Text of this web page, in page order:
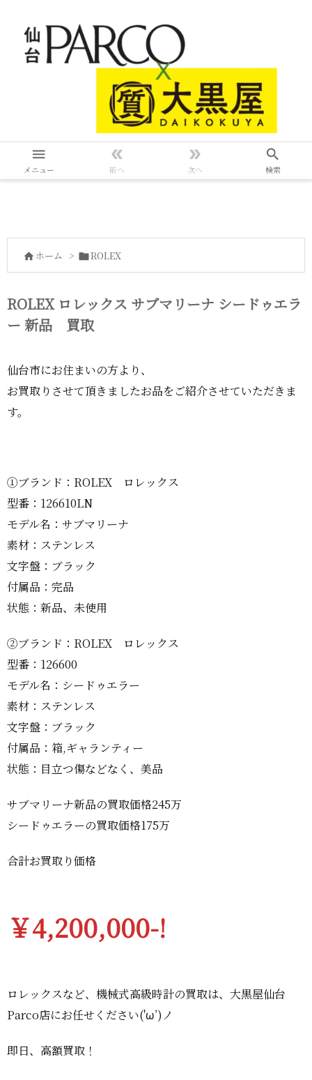

メニュー

前へ

次へ

検索
 ホーム > ROLEX
ROLEX ロレックス サブマリーナ シードゥエラ
ー 新品 買取
仙台市にお住まいの方より、
お買取りさせて頂きましたお品をご紹介させていただきま
す。
①ブランド：ROLEX ロレックス
型番：126610LN
モデル名：サブマリーナ
素材：ステンレス
文字盤：ブラック
付属品：完品
状態：新品、未使用
②ブランド：ROLEX ロレックス
型番：126600
モデル名：シードゥエラー
素材：ステンレス
文字盤：ブラック
付属品：箱,ギャランティー
状態：目立つ傷などなく、美品
サブマリーナ新品の買取価格245万
シードゥエラーの買取価格175万
合計お買取り価格
￥4,200,000-!
ロレックスなど、機械式高級時計の買取は、大黒屋仙台
Parco店にお任せください('ω’)ノ
即日、高額買取！